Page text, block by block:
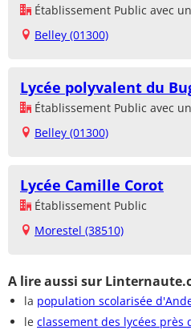
Établissement Public avec
Belley (01300)
Lycée polyvalent du
Établissement Public avec
Belley (01300)
Lycée Camille Corot
Établissement Public
Morestel (38510)
A lire aussi sur
la population scolarisée
le classement des lycées près